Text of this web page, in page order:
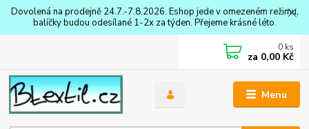
Dovolená na prodejně 24.7.-7.8.2026. Eshop jede v omezeném režimu,
balíčky budou odesílané 1-2x za týden. Přejeme krásné léto.
Menu
0 ks
za 0,00 Kč